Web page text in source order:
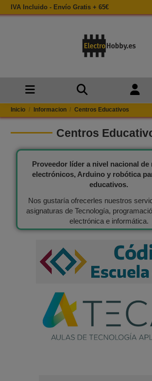
IVA Incluido - Envío Gratis + 65€
Inicio Informacion Centros Educativos
Centros
Proveedor líder a nivel nacional de
electrónicos, Arduino y robótica
educativos.
Nos gustaría ofrecerles nuestros
asignaturas de Tecnología,
electrónica e informática.